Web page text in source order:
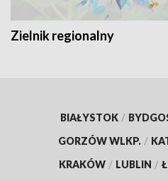
Zielnik regionalny
BIAŁYSTOK /
GORZÓW WLKP. /
KRAKÓW / LUBLIN /